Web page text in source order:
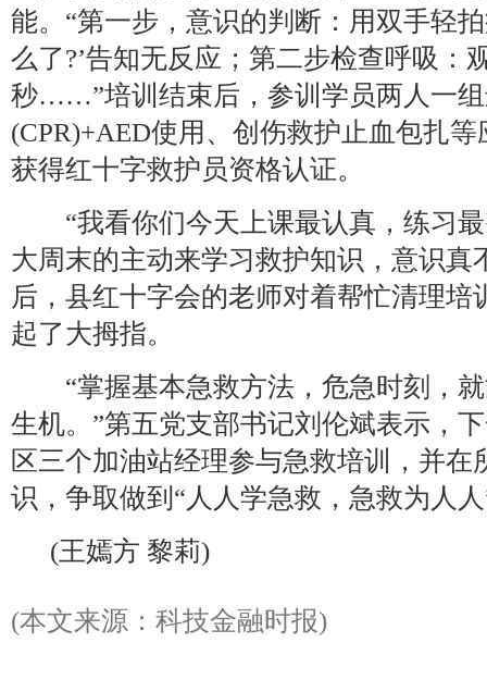
能。“第一步，意识的判断：用双手轻
么了?’告知无反应；第二步检查呼吸：
秒……”培训结束后，参训学员两人一
(CPR)+AED使用、创伤救护止血包扎
获得红十字救护员资格认证。
“我看你们今天上课最认真，练习最
大周末的主动来学习救护知识，意识真
后，县红十字会的老师对着帮忙清理培
起了大拇指。
“掌握基本急救方法，危急时刻，就
生机。”第五党支部书记刘伦斌表示，
区三个加油站经理参与急救培训，并
识，争取做到“人人学急救，急救为人
(王嫣方 黎莉)
(本文来源：科技金融时报)